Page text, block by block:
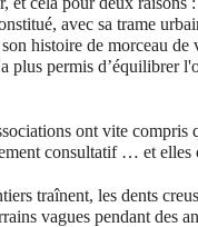
avec sa trame
histoire de morceau
plus permis d’équilibrer
ont vite
consultatif … et elles
traînent, les dents
vagues pendant des